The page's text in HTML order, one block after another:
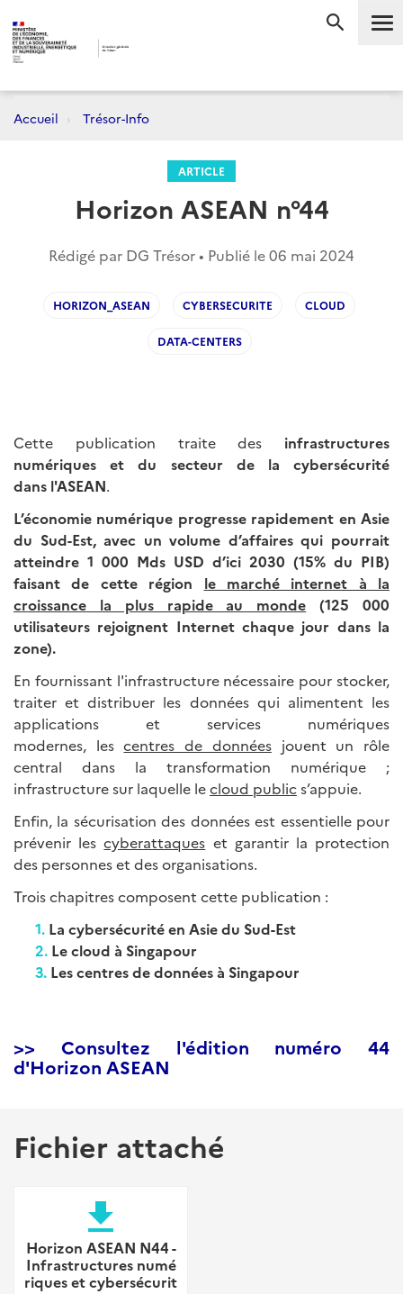
Accueil Trésor-Info
ARTICLE
Horizon ASEAN n°44
Rédigé par DG Trésor • Publié le06 mai 2024
HORIZON_ASEAN CYBERSECURITE CLOUD
DATA-CENTERS
Cette publication traite des infrastructures
numériques et du secteur de la cybersécurité
dans l'ASEAN.
L’économie numérique progresse rapidement en Asie
du Sud-Est, avec un volume d’affaires qui pourrait
atteindre 1 000 Mds USD d’ici 2030 (15% du PIB)
faisant de cette région le marché internet à la
croissance la plus rapide au monde (125 000
utilisateurs rejoignent Internet chaque jour dans la
zone).
En fournissant l'infrastructure nécessaire pour stocker,
traiter et distribuer les données qui alimentent les
applications et services numériques
modernes, lescentres de donnéesjouent un rôle
central dans la transformation numérique ;
infrastructure sur laquelle lecloud publics’appuie.
Enfin, la sécurisation des données est essentielle pour
prévenir lescyberattaques et garantir la protection
des personnes et des organisations.
Trois chapitres composent cette publication :
La cybersécurité en Asie du Sud-Est
Le cloud à Singapour
Les centres de données à Singapour
>> Consultez l'édition numéro 44
d'Horizon ASEAN
Fichier attaché
file_download
Horizon ASEAN N44 -
Infrastructures numé
riques et cybersécurit